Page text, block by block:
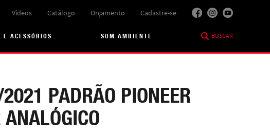
Vídeos Catálogo Orçamento Cadastre-se
E ACESSÓRIOS SOM AMBIENTE BUSCAR
PADRÃO PIONEER